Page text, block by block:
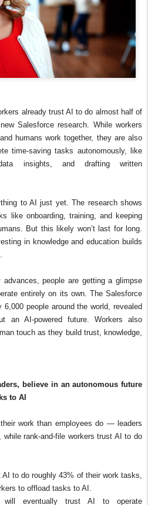
already trust AI to do almost half of
Salesforce research. While workers
humans work together, they are also
time-saving tasks autonomously, like
insights, and drafting written
to AI just yet. The research shows
like onboarding, training, and keeping
But this likely won’t last for long.
in knowledge and education builds
advances, people are getting a glimpse
entirely on its own. The Salesforce
people around the world, revealed
an AI-powered future. Workers also
touch as they build trust, knowledge,
believe in an autonomous future
to AI
work than employees do — leaders
rank-and-file workers trust AI to do
to do roughly 43% of their work tasks,
to offload tasks to AI.
eventually trust AI to operate